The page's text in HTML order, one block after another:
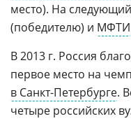
место). На
(победителю) и МФТИ
В 2013 г. Россия
первое место на
в Санкт-Петербурге.
четыре российских